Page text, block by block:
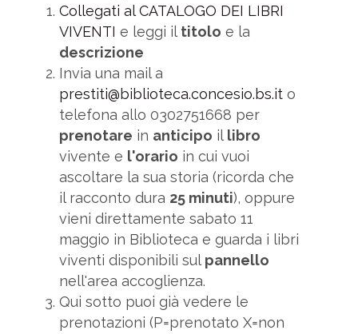
Collegati al CATALOGO DEI LIBRI
VIVENTI e leggi iltitolo e la
descrizione
Invia una mail a
prestiti@biblioteca.concesio.bs.it o
telefona allo 0302751668 per
prenotare in anticipo illibro
vivente e l'orario in cui vuoi
ascoltare la sua storia (ricorda che
il racconto dura 25 minuti), oppure
vieni direttamente sabato 11
maggio in Biblioteca e guarda i libri
viventi disponibili sulpannello
nell'area accoglienza.
Qui sotto puoi già vedere le
prenotazioni (P=prenotato X=non